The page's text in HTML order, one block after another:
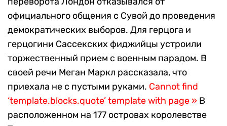
официального общения с Сувой до проведения
демократических выборов. Для герцога и
герцогини Сассекских фиджийцы устроили
торжественный прием с военным парадом. В
своей речи Меган Маркл рассказала, что
приехала не с пустыми руками. Cannot find
‘template.blocks.quote’ template with page » В
расположенном на 177 островах королевстве